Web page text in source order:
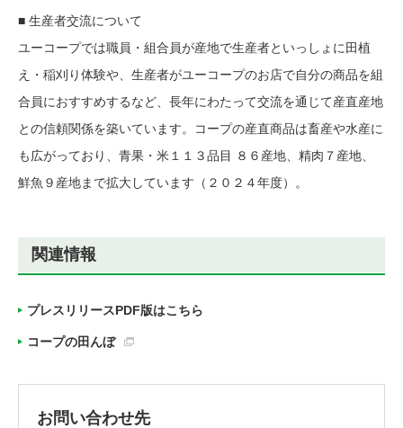
■ 生産者交流について
ユーコープでは職員・組合員が産地で生産者といっしょに田植
え・稲刈り体験や、生産者がユーコープのお店で自分の商品を組
合員におすすめするなど、長年にわたって交流を通じて産直産地
との信頼関係を築いています。コープの産直商品は畜産や水産に
も広がっており、青果・米１１３品目 ８６産地、精肉７産地、
鮮魚９産地まで拡大しています（２０２４年度）。
関連情報
プレスリリースPDF版はこちら
コープの田んぼ
お問い合わせ先